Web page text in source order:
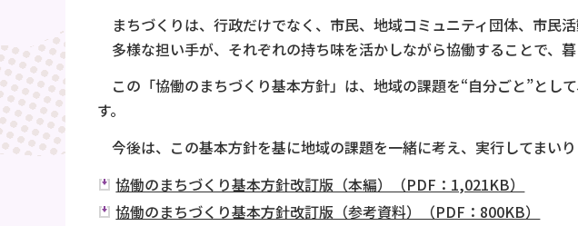
まちづくりは、行政だけでなく、市民、地域コミュニティ団体、市民
多様な担い手が、それぞれの持ち味を活かしながら協働することで、暮
この「協働のまちづくり基本方針」は、地域の課題を“自分ごと”とし
す。
今後は、この基本方針を基に地域の課題を一緒に考え、実行してまい
協働のまちづくり基本方針改訂版（本編）（PDF：1,021KB）
協働のまちづくり基本方針改訂版（参考資料）（PDF：800KB）